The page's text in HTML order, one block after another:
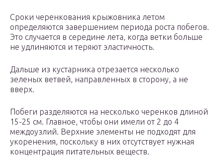
Сроки черенкования крыжовника летом
определяются завершением периода роста побегов.
Это случается в середине лета, когда ветки больше
не удлиняются и теряют эластичность.
Дальше из кустарника отрезается несколько
зеленых ветвей, направленных в сторону, а не
вверх.
Побеги разделяются на несколько черенков длиной
15-25 см. Главное, чтобы они имели от 2 до 4
междоузлий. Верхние элементы не подходят для
укоренения, поскольку в них отсутствует нужная
концентрация питательных веществ.